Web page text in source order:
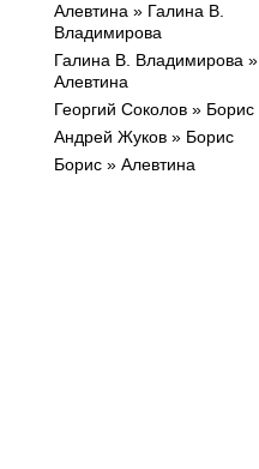
Алевтина » Галина В.
Владимирова
Галина В. Владимирова »
Алевтина
Георгий Соколов » Борис
Андрей Жуков » Борис
Борис » Алевтина